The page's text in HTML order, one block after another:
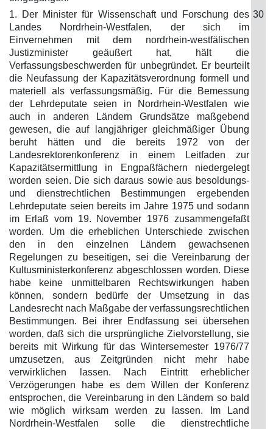
1. Der Minister für Wissenschaft und Forschung des
Landes Nordrhein-Westfalen, der sich im
Einvernehmen mit dem nordrhein-westfälischen
Justizminister geäußert hat, hält die
Verfassungsbeschwerden für unbegründet. Er beurteilt
die Neufassung der Kapazitätsverordnung formell und
materiell als verfassungsmäßig. Für die Bemessung
der Lehrdeputate seien in Nordrhein-Westfalen wie
auch in anderen Ländern Grundsätze maßgebend
gewesen, die auf langjähriger gleichmäßiger Übung
beruht hätten und die bereits 1972 von der
Landesrektorenkonferenz in einem Leitfaden zur
Kapazitätsermittlung in Engpaßfächern niedergelegt
worden seien. Die sich daraus sowie aus besoldungs-
und dienstrechtlichen Bestimmungen ergebenden
Lehrdeputate seien bereits im Jahre 1975 und sodann
im Erlaß vom 19. November 1976 zusammengefaßt
worden. Um die erheblichen Unterschiede zwischen
den in den einzelnen Ländern gewachsenen
Regelungen zu beseitigen, sei die Vereinbarung der
Kultusministerkonferenz abgeschlossen worden. Diese
habe keine unmittelbaren Rechtswirkungen haben
können, sondern bedürfe der Umsetzung in das
Landesrecht nach Maßgabe der verfassungsrechtlichen
Bestimmungen. Bei ihrer Endfassung sei übersehen
worden, daß sich die ursprüngliche Zielvorstellung, sie
bereits mit Wirkung für das Wintersemester 1976/77
umzusetzen, aus Zeitgründen nicht mehr habe
verwirklichen lassen. Nach Eintritt erheblicher
Verzögerungen habe es dem Willen der Konferenz
entsprochen, die Vereinbarung in den Ländern so bald
wie möglich wirksam werden zu lassen. Im Land
Nordrhein-Westfalen solle die dienstrechtliche
30